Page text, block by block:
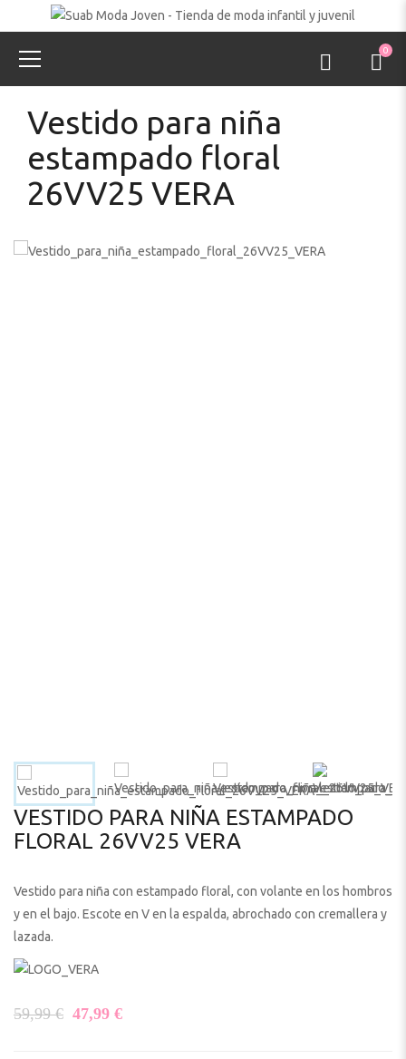
0
Vestido para niña
estampado floral
26VV25 VERA
VESTIDO PARA NIÑA ESTAMPADO
FLORAL 26VV25 VERA
Vestido para niña con estampado floral, con volante en los hombros
y en el bajo. Escote en V en la espalda, abrochado con cremallera y
lazada.
59,99€ El precio original era: 59,99 €.
47,99 €